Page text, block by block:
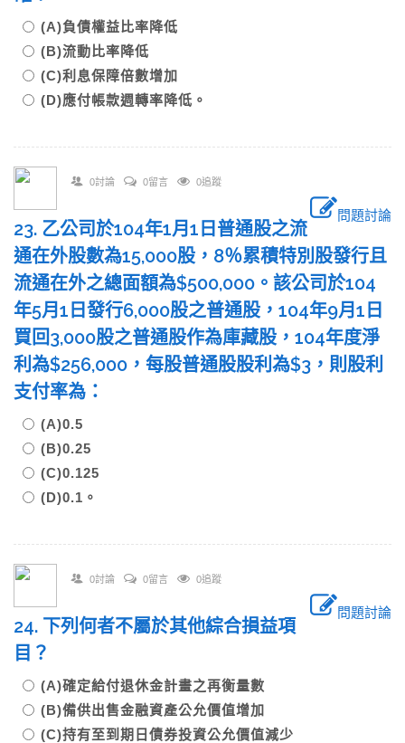
(A)負債權益比率降低
(B)流動比率降低
(C)利息保障倍數增加
(D)應付帳款週轉率降低。
0討論 0留言 0追蹤
問題討論
23. 乙公司於104年1月1日普通股之流
通在外股數為15,000股，8％累積特別股發行且
流通在外之總面額為$500,000。該公司於104
年5月1日發行6,000股之普通股，104年9月1日
買回3,000股之普通股作為庫藏股，104年度淨
利為$256,000，每股普通股股利為$3，則股利
支付率為：
(A)0.5
(B)0.25
(C)0.125
(D)0.1。
0討論 0留言 0追蹤
問題討論
24. 下列何者不屬於其他綜合損益項
目？
(A)確定給付退休金計畫之再衡量數
(B)備供出售金融資產公允價值增加
(C)持有至到期日債券投資公允價值減少